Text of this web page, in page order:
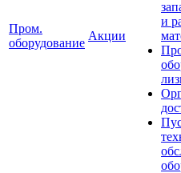
Пром.
оборудование
Акции
и